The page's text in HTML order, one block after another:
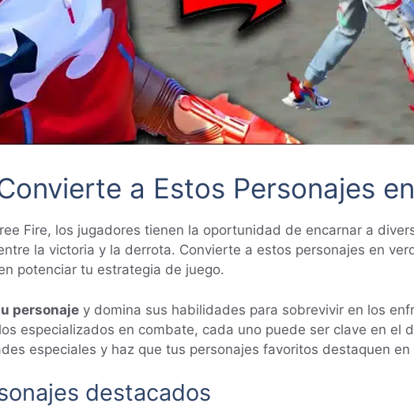
a Estos Personajes
Fire, los jugadores tienen la oportunidad de encarnar a
la victoria y la derrota. Convierte a estos personajes en
potenciar tu estrategia de juego.
personaje y domina sus habilidades para sobrevivir en los
especializados en combate, cada uno puede ser clave en
especiales y haz que tus personajes favoritos destaquen
destacados